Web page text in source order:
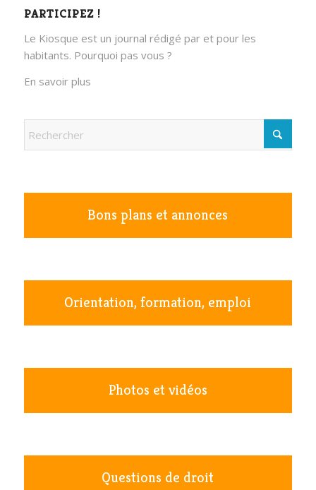
PARTICIPEZ !
Le Kiosque est un journal rédigé par et pour les
habitants. Pourquoi pas vous ?
En savoir plus
Bons plans et annonces
Orientation, formation, emploi
Photos et vidéos
Questions de droit